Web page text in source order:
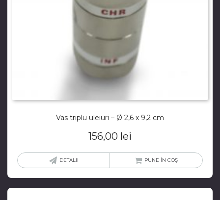
Vas triplu uleiuri – Ø 2,6 x 9,2 cm
156,00 lei
DETALII PUNE ÎN COȘ